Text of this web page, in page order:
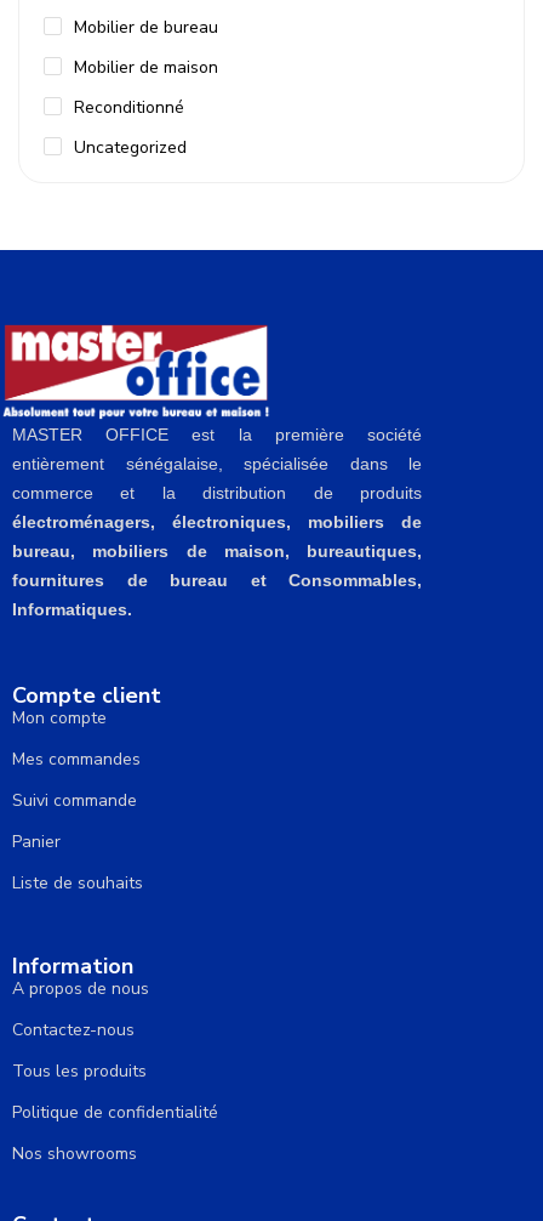
Mobilier de bureau
Mobilier de maison
Reconditionné
Uncategorized
MASTER OFFICE est la première société
entièrement sénégalaise, spécialisée dans le
commerce et la distribution de produits
électroménagers, électroniques, mobiliers de
bureau, mobiliers de maison, bureautiques,
fournitures de bureau et Consommables,
Informatiques.
Compte client
Mon compte
Mes commandes
Suivi commande
Panier
Liste de souhaits
Information
A propos de nous
Contactez-nous
Tous les produits
Politique de confidentialité
Nos showrooms